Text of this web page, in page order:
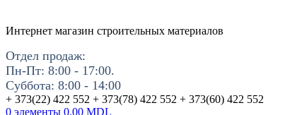
Интернет магазин строительных материалов
Отдел продаж:
Пн-Пт: 8:00 - 17:00.
Суббота: 8:00 - 14:00
+ 373(22) 422 552 + 373(78) 422 552 + 373(60) 422 552
0 элементы 0.00 MDL